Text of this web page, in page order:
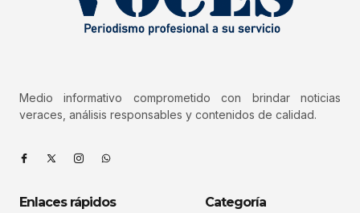
Medio informativo comprometido con brindar noticias
veraces, análisis responsables y contenidos de calidad.
Enlaces rápidos Categoría